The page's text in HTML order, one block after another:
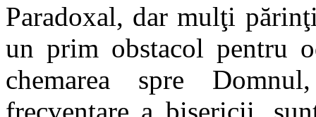
Paradoxal, dar mulţi
un prim obstacol pentru
chemarea spre
frecventare a bisericii,